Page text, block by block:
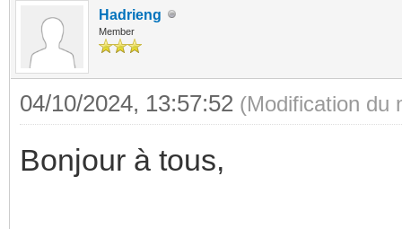
Hadrieng
Member
04/10/2024, 13:57:52 (Modification du
Bonjour à tous,